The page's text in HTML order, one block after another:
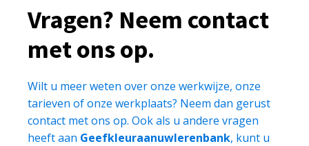
Vragen? Neem contact
met ons op.
Wilt u meer weten over onze werkwijze, onze
tarieven of onze werkplaats? Neem dan gerust
contact met ons op. Ook als u andere vragen
heeft aan Geefkleuraanuwlerenbank, kunt u